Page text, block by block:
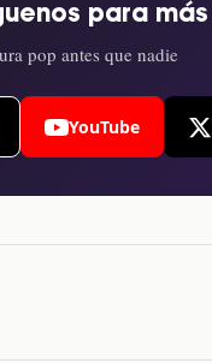
para más
pop antes que nadie
YouTube